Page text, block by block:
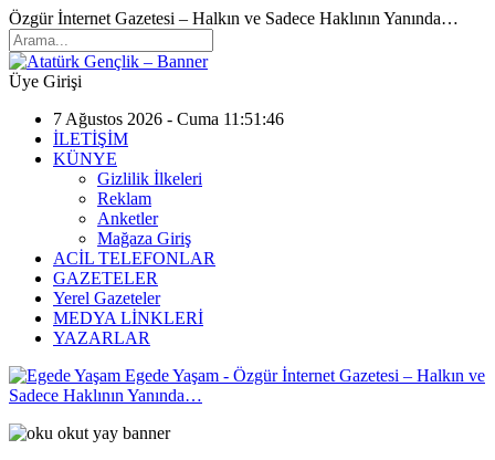
Özgür İnternet Gazetesi – Halkın ve Sadece Haklının Yanında…
Üye Girişi
7 Ağustos 2026 - Cuma 11:51:46
İLETİŞİM
KÜNYE
Gizlilik İlkeleri
Reklam
Anketler
Mağaza Giriş
ACİL TELEFONLAR
GAZETELER
Yerel Gazeteler
MEDYA LİNKLERİ
YAZARLAR
Egede Yaşam - Özgür İnternet Gazetesi – Halkın ve
Sadece Haklının Yanında…